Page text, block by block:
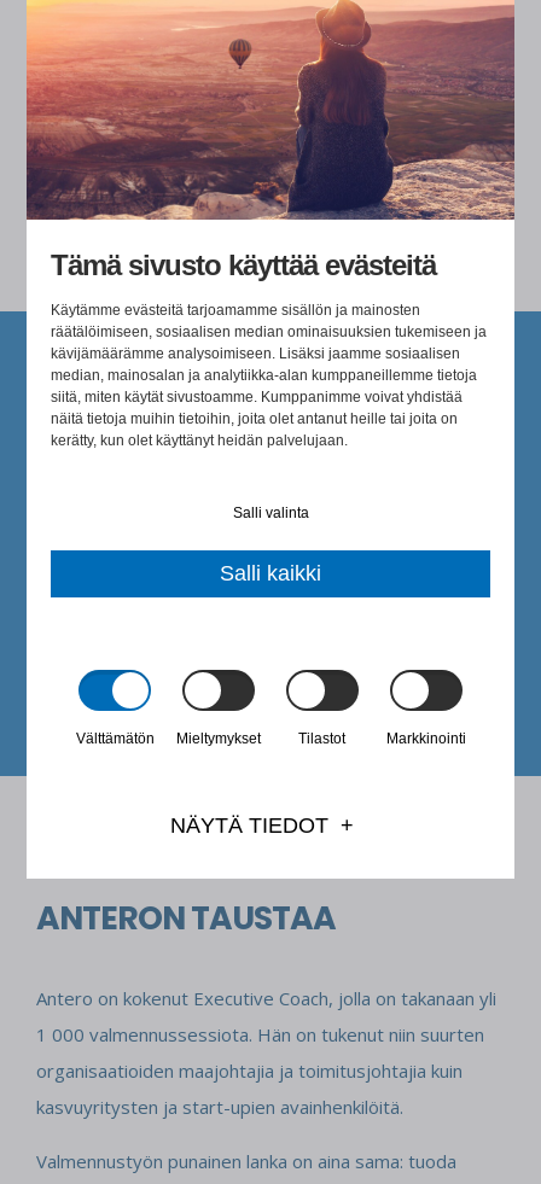
Tämä sivusto käyttää evästeitä
Käytämme evästeitä tarjoamamme sisällön ja mainosten
räätälöimiseen, sosiaalisen median ominaisuuksien tukemiseen ja
kävijämäärämme analysoimiseen. Lisäksi jaamme sosiaalisen
median, mainosalan ja analytiikka-alan kumppaneillemme tietoja
siitä, miten käytät sivustoamme. Kumppanimme voivat yhdistää
näitä tietoja muihin tietoihin, joita olet antanut heille tai joita on
kerätty, kun olet käyttänyt heidän palvelujaan.
Salli valinta
Salli kaikki
Välttämätön Mieltymykset Tilastot Markkinointi
NÄYTÄ TIEDOT
Luottamuksen rakentaminen
Johtaminen erilaisissa kulttuuri- ja
toimintaympäristöissä
”Antero auttaa laittamaan X:n siihen, missä juuri
PALAUTE ASIAKKAALTA
ANTERON TAUSTAA
Antero on kokenut Executive Coach, jolla on takanaan yli
1 000 valmennussessiota. Hän on tukenut niin suurten
organisaatioiden maajohtajia ja toimitusjohtajia kuin
kasvuyritysten ja start-upien avainhenkilöitä.
Valmennustyön punainen lanka on aina sama: tuoda